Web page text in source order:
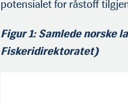
potensialet for råstoff
Figur 1: Samlede norske
Fiskeridirektoratet)